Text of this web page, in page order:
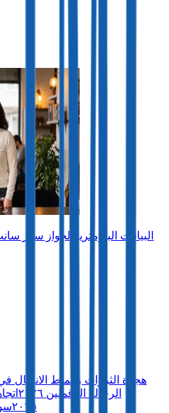
البيانات البيومترية لجواز
هجرة الثروات وأنماط الانتقال
الرحالة الرقميين ٢٠٢٦
٢٠٢٥